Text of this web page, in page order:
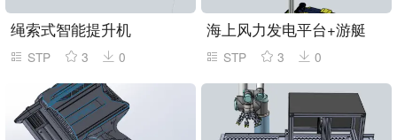
绳索式智能提升机
STP 3 0
海上风力发电平台+游艇
STP 3 0